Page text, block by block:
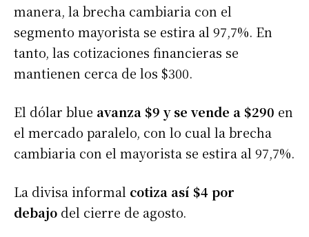
manera, la brecha cambiaria con el
segmento mayorista se estira al 97,7%. En
tanto, las cotizaciones financieras se
mantienen cerca de los $300.
El dólar blue avanza $9 y se vende a $290 en
el mercado paralelo, con lo cual la brecha
cambiaria con el mayorista se estira al 97,7%.
La divisa informal cotiza así $4 por
debajo del cierre de agosto.